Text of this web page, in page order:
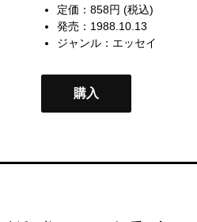
定価：858円 (税込)
発売：1988.10.13
ジャンル： エッセイ
購入